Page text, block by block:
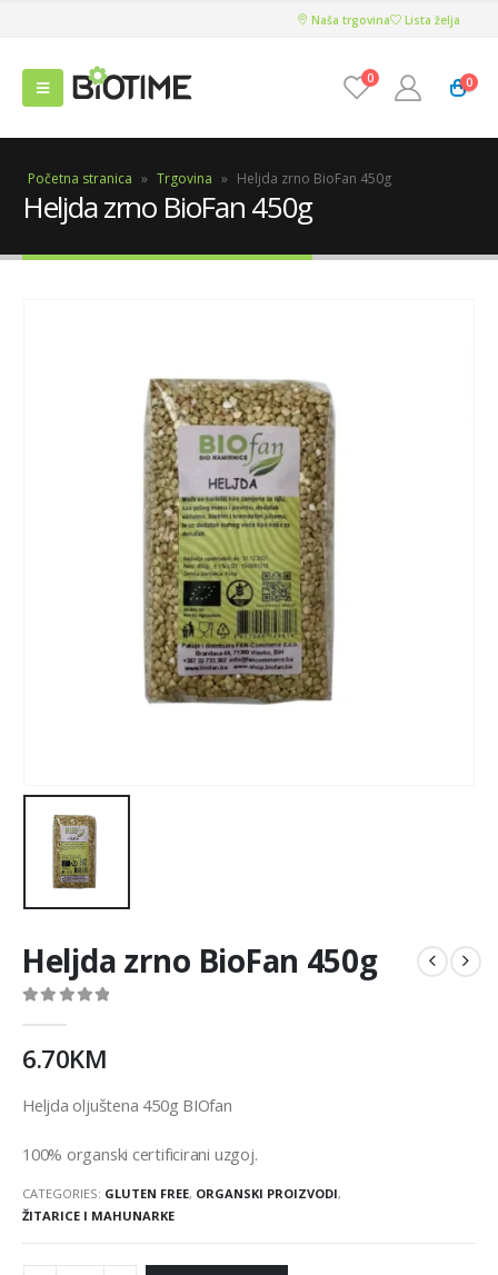
Naša trgovina Lista želja
0 0
Početna stranica » Trgovina » Heljda zrno BioFan 450g
Heljda zrno BioFan 450g
Heljda zrno BioFan 450g
6.70KM
Heljda oljuštena 450g BIOfan
100% organski certificirani uzgoj.
CATEGORIES: GLUTEN FREE, ORGANSKI PROIZVODI,
ŽITARICE I MAHUNARKE